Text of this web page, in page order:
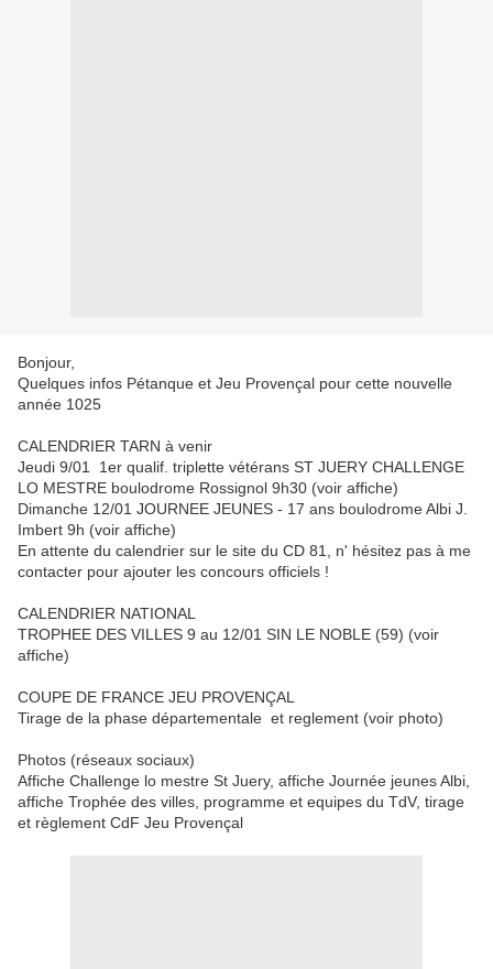
Bonjour,
Quelques infos Pétanque et Jeu Provençal pour cette nouvelle
année 1025
CALENDRIER TARN à venir
Jeudi 9/01 1er qualif. triplette vétérans ST JUERY CHALLENGE
LO MESTRE boulodrome Rossignol 9h30 (voir affiche)
Dimanche 12/01 JOURNEE JEUNES - 17 ans boulodrome Albi J.
Imbert 9h (voir affiche)
En attente du calendrier sur le site du CD 81, n' hésitez pas à me
contacter pour ajouter les concours officiels !
CALENDRIER NATIONAL
TROPHEE DES VILLES 9 au 12/01 SIN LE NOBLE (59) (voir
affiche)
COUPE DE FRANCE JEU PROVENÇAL
Tirage de la phase départementale et reglement (voir photo)
Photos (réseaux sociaux)
Affiche Challenge lo mestre St Juery, affiche Journée jeunes Albi,
affiche Trophée des villes, programme et equipes du TdV, tirage
et règlement CdF Jeu Provençal